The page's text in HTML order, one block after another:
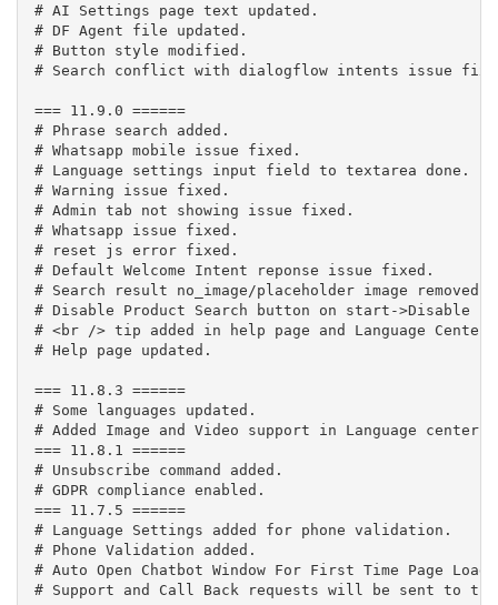
# AI Settings page text updated.
# DF Agent file updated.
# Button style modified.
# Search conflict with dialogflow intents issue
=== 11.9.0 ======
# Phrase search added.
# Whatsapp mobile issue fixed.
# Language settings input field to textarea done.
# Warning issue fixed.
# Admin tab not showing issue fixed.
# Whatsapp issue fixed.
# reset js error fixed.
# Default Welcome Intent reponse issue fixed.
# Search result no_image/placeholder image removed.
# Disable Product Search button on start->Disable
# <br /> tip added in help page and Language Center.
# Help page updated.
=== 11.8.3 ======
# Some languages updated.
# Added Image and Video support in Language center
=== 11.8.1 ======
# Unsubscribe command added.
# GDPR compliance enabled.
=== 11.7.5 ======
# Language Settings added for phone validation.
# Phone Validation added.
# Auto Open Chatbot Window For First Time Page
# Support and Call Back requests will be sent to